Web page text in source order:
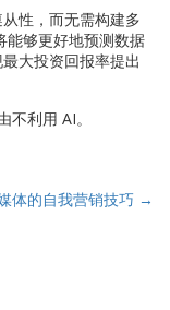
性，而无需构建多
能够更好地预测数据
大投资回报率提出
利用 AI。
体的自我营销技巧 →